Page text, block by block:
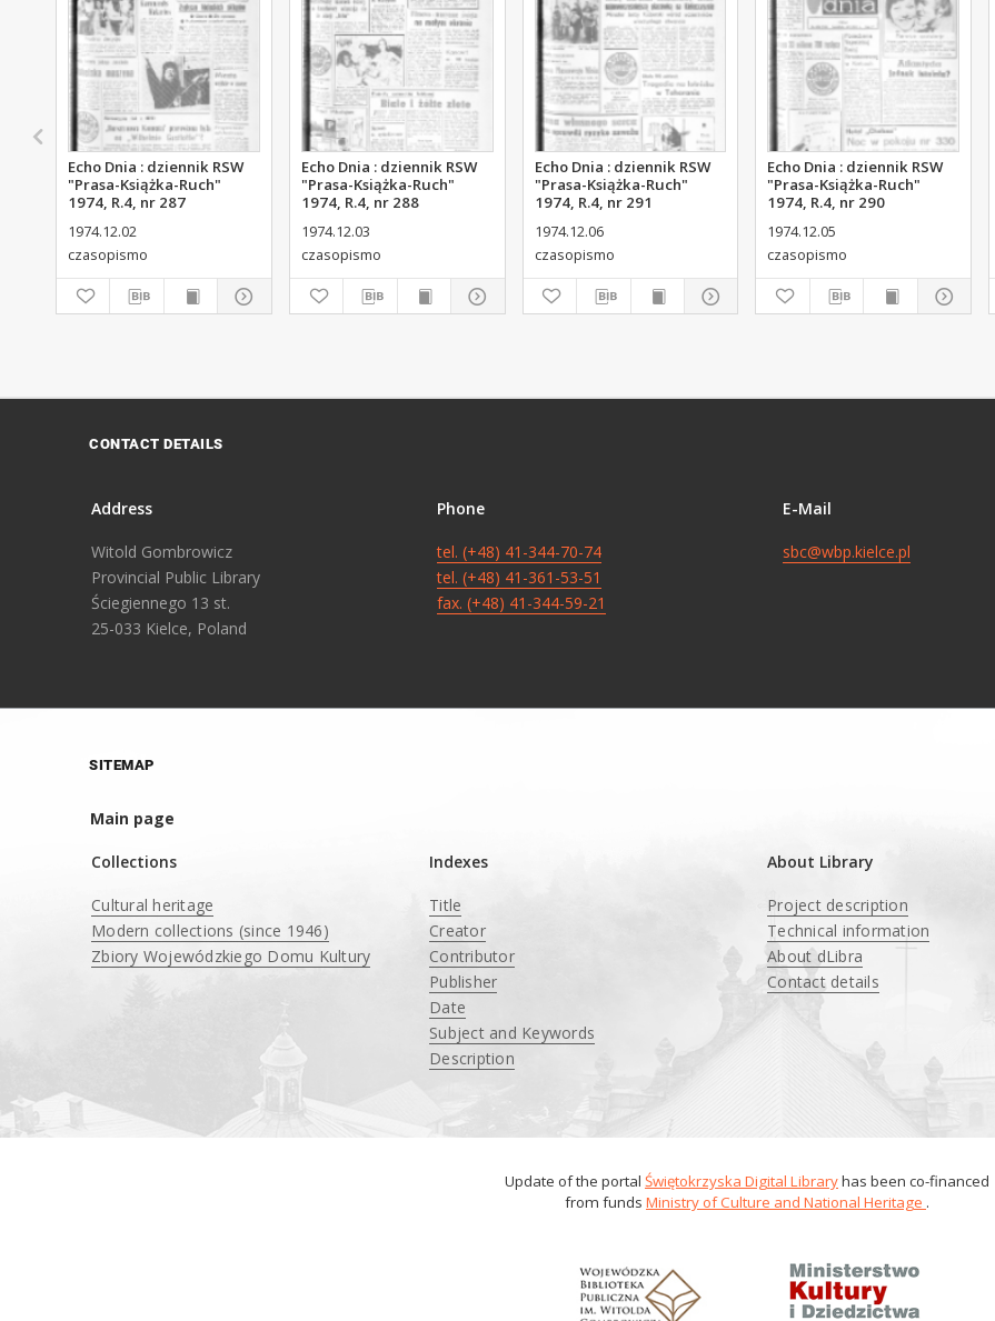
Echo Dnia : dziennik RSW
"Prasa-Książka-Ruch"
1974, R.4, nr 287
1974.12.02
czasopismo
Echo Dnia : dziennik RSW
"Prasa-Książka-Ruch"
1974, R.4, nr 288
1974.12.03
czasopismo
Echo Dnia : dziennik RSW
"Prasa-Książka-Ruch"
1974, R.4, nr 291
1974.12.06
czasopismo
Echo Dnia : dziennik RSW
"Prasa-Książka-Ruch"
1974, R.4, nr 290
1974.12.05
czasopismo
CONTACT DETAILS
Address
Witold Gombrowicz
Provincial Public Library
Ściegiennego 13 st.
25-033 Kielce, Poland
Phone
tel. (+48) 41-344-70-74
tel. (+48) 41-361-53-51
fax. (+48) 41-344-59-21
E-Mail
sbc@wbp.kielce.pl
SITEMAP
Main page
Collections
Cultural heritage
Modern collections (since 1946)
Zbiory Wojewódzkiego Domu Kultury
Indexes
Title
Creator
Contributor
Publisher
Date
Subject and Keywords
Description
About Library
Project description
Technical information
About dLibra
Contact details
Update of the portal Świętokrzyska Digital Libraryhas been co-financed
from funds Ministry of Culture and National Heritage .